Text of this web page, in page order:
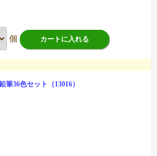
個 カートに入れる
36色セット（13016）